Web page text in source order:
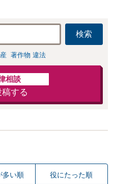
検索
著作物 違法
相談
する
多い順 役にたった順